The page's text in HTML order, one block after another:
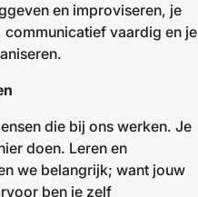
en improviseren, je
vaardig en je
die bij ons werken. Je
doen. Leren en
we belangrijk; want jouw
ben je zelf